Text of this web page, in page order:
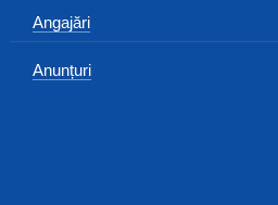
Angajări
Anunțuri